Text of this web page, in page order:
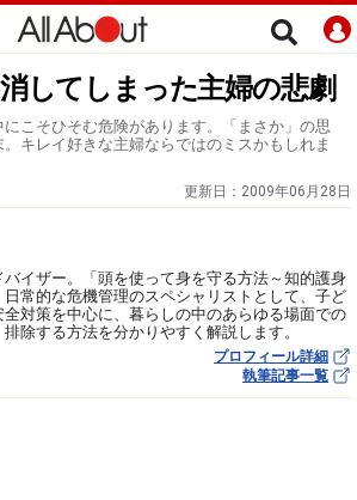
してしまった主婦の悲劇
こそひそむ危険があります。「まさか」の思
キレイ好きな主婦ならではのミスかもしれま
更新日： 2009年06月28日
バイザー。「頭を使って身を守る方法～知的護身
日常的な危機管理のスペシャリストとして、子ど
全対策を中心に、暮らしの中のあらゆる場面での
除する方法を分かりやすく解説します。
プロフィール詳細
執筆記事一覧